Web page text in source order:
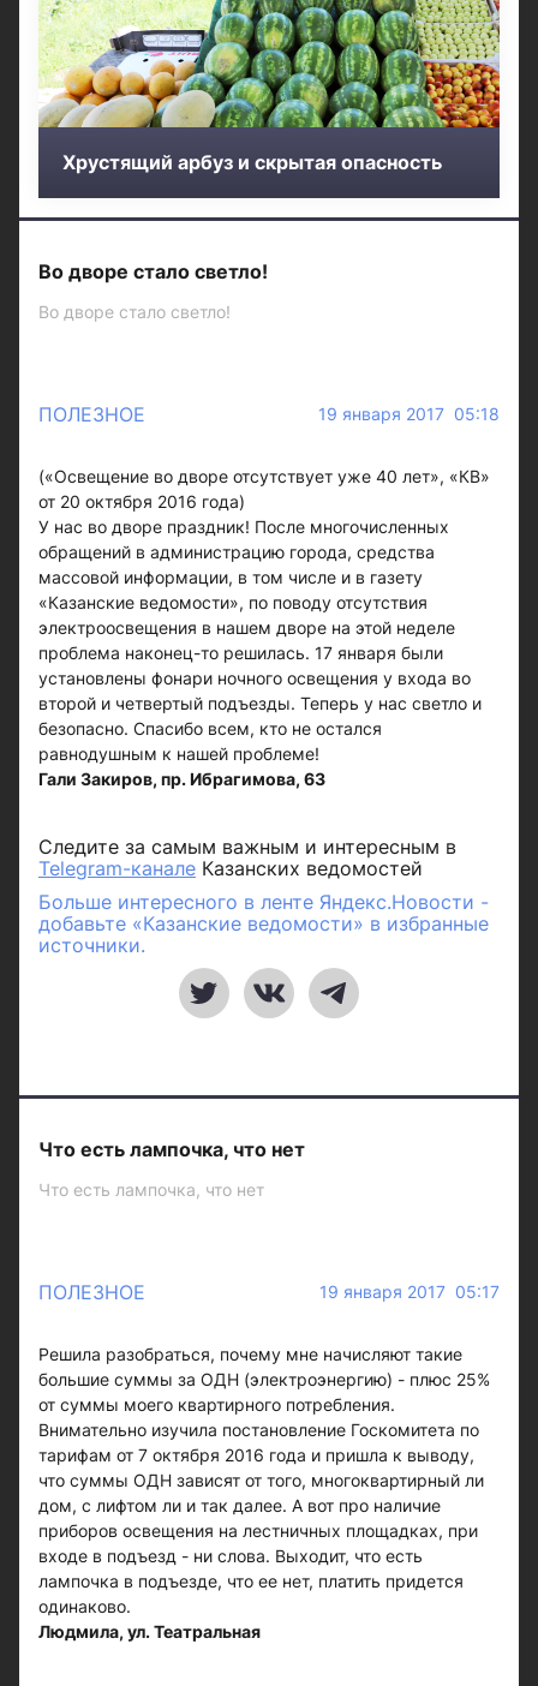
Хрустящий арбуз и скрытая опасность
Во дворе стало светло!
Во дворе стало светло!
ПОЛЕЗНОЕ 19 января 2017 05:18
(«Освещение во дворе отсутствует уже 40 лет», «КВ»
от 20 октября 2016 года)
У нас во дворе праздник! После многочисленных
обращений в администрацию города, средства
массовой информации, в том числе и в газету
«Казанские ведомости», по поводу отсутствия
электроосвещения в нашем дворе на этой неделе
проблема наконец-то решилась. 17 января были
установлены фонари ночного освещения у входа во
второй и четвертый подъезды. Теперь у нас светло и
безопасно. Спасибо всем, кто не остался
равнодушным к нашей проблеме!
Гали Закиров, пр. Ибрагимова, 63
Следите за самым важным и интересным в
Telegram-канале Казанских ведомостей
Больше интересного в ленте Яндекс.Новости -
добавьте «Казанские ведомости» в избранные
источники.
Что есть лампочка, что нет
Что есть лампочка, что нет
ПОЛЕЗНОЕ 19 января 2017 05:17
Решила разобраться, почему мне начисляют такие
большие суммы за ОДН (электроэнергию) - плюс 25%
от суммы моего квартирного потребления.
Внимательно изучила постановление Госкомитета по
тарифам от 7 октября 2016 года и пришла к выводу,
что суммы ОДН зависят от того, многоквартирный ли
дом, с лифтом ли и так далее. А вот про наличие
приборов освещения на лестничных площадках, при
входе в подъезд - ни слова. Выходит, что есть
лампочка в подъезде, что ее нет, платить придется
одинаково.
Людмила, ул. Театральная